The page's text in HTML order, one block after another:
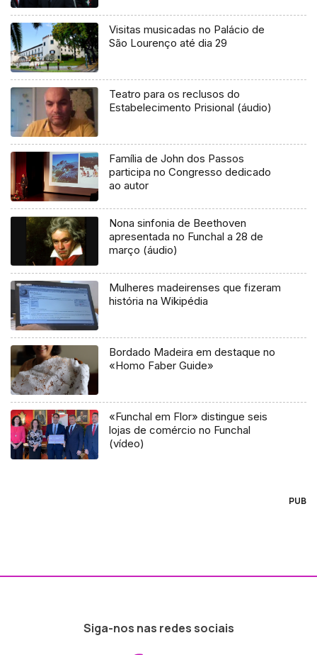
Visitas musicadas no Palácio de
São Lourenço até dia 29
Teatro para os reclusos do
Estabelecimento Prisional (áudio)
Família de John dos Passos
participa no Congresso dedicado
ao autor
Nona sinfonia de Beethoven
apresentada no Funchal a 28 de
março (áudio)
Mulheres madeirenses que fizeram
história na Wikipédia
Bordado Madeira em destaque no
«Homo Faber Guide»
«Funchal em Flor» distingue seis
lojas de comércio no Funchal
(vídeo)
PUB
Siga-nos nas redes sociais